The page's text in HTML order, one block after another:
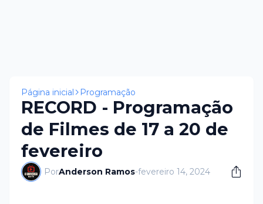
Página inicial Programação
RECORD - Programação
de Filmes de 17 a 20 de
fevereiro
PorAnderson Ramos-fevereiro 14, 2024